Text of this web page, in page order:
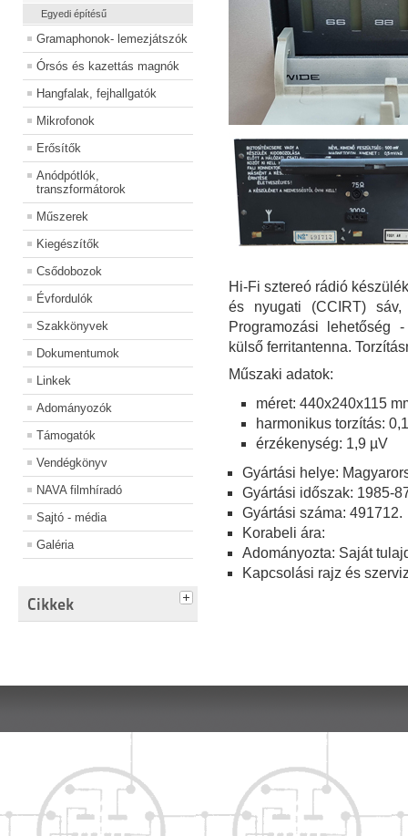
Egyedi építésű
Gramaphonok- lemezjátszók
Órsós és kazettás magnók
Hangfalak, fejhallgatók
Mikrofonok
Erősítők
Anódpótlók,
transzformátorok
Műszerek
Kiegészítők
Csődobozok
Évfordulók
Szakkönyvek
Dokumentumok
Linkek
Adományozók
Támogatók
Vendégkönyv
NAVA filmhíradó
Sajtó - média
Galéria
Cikkek
Hi-Fi sztereó rádió
és nyugati (CCIRT) sáv,
Programozási lehetőség
külső ferritantenna.
Műszaki adatok:
méret: 440x240x115
harmonikus torzítás:
érzékenység: 1,9 µV
Gyártási helye:
Gyártási időszak: 1985-
Gyártási száma: 491712.
Korabeli ára:
Adományozta: Saját
Kapcsolási rajz és